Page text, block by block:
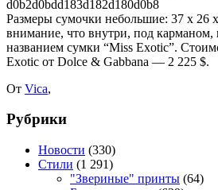
Размеры сумочки небольшие: 37 х 26
внимание, что внутри, под карманом,
названием сумки “Miss Exotic”.
Exotic от Dolce & Gabbana — 2 225 $.
От Vica,
Рубрики
Новости (330)
Стили (1 291)
"Звериные" принты (64)